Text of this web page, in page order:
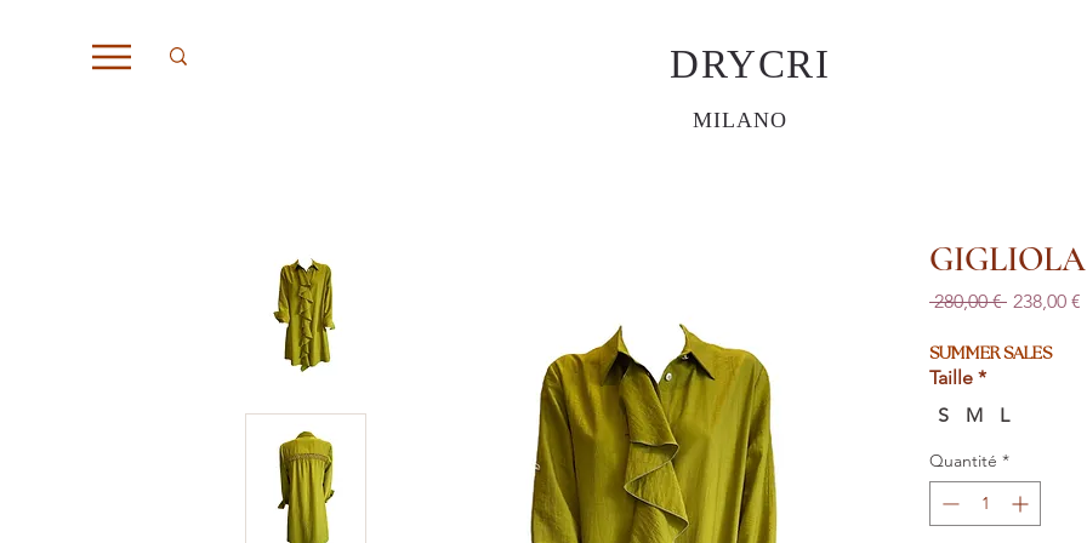
DRYCRI
MILANO
GIGLIOLA
280,00 € Prix
238,00 €
SUMMER SALES
Taille *
S
M L
Quantité *